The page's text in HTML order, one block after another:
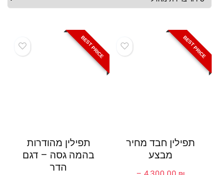
BEST PRICE
תפילין חבד מחיר
מבצע
BEST PRICE
תפילין מהודרות
בהמה גסה – דגם
הדר